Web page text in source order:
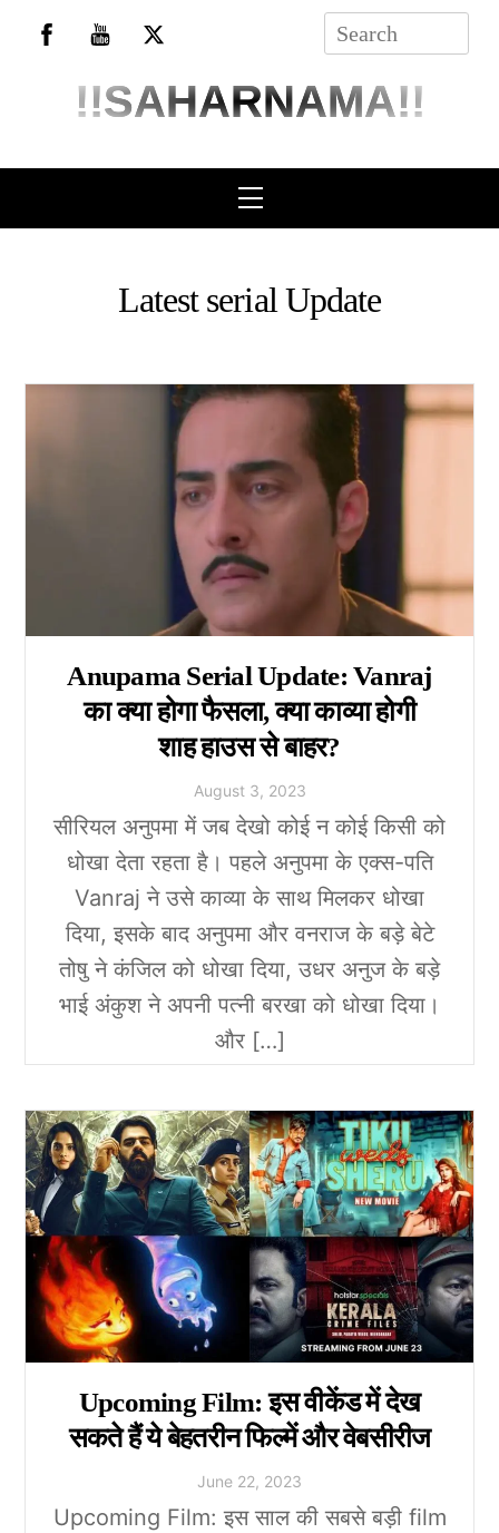
Skip
content!!SAHARNAMA!!
Menu
Latest serial Update
Anupama Serial Update: Vanraj
का क्या होगा फैसला, क्या काव्या होगी
शाह हाउस से बाहर?
August 3, 2023
सीरियल अनुपमा में जब देखो कोई न कोई किसी को
धोखा देता रहता है। पहले अनुपमा के एक्स-पति
Vanraj ने उसे काव्या के साथ मिलकर धोखा
दिया, इसके बाद अनुपमा और वनराज के बड़े बेटे
तोषु ने कंजिल को धोखा दिया, उधर अनुज के बड़े
भाई अंकुश ने अपनी पत्नी बरखा को धोखा दिया।
और […]
Upcoming Film: इस वीकेंड में देख
सकते हैं ये बेहतरीन फिल्में और वेबसीरीज
June 22, 2023
Upcoming Film: इस साल की सबसे बड़ी film